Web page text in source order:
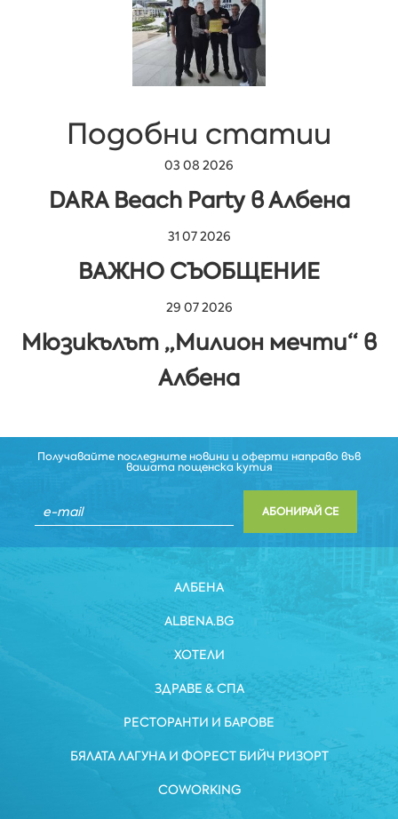
Подобни статии
03 08 2026
DARA Beach Party в Албена
31 07 2026
ВАЖНО СЪОБЩЕНИЕ
29 07 2026
Мюзикълът „Милион мечти“ в
Албена
Получавайте последните новини и оферти направо във
вашата пощенска кутия
АБОНИРАЙ СЕ
АЛБЕНА
ALBENA.BG
ХОТЕЛИ
ЗДРАВЕ & СПА
РЕСТОРАНТИ И БАРОВЕ
БЯЛАТА ЛАГУНА И ФОРЕСТ БИЙЧ РИЗОРТ
COWORKING